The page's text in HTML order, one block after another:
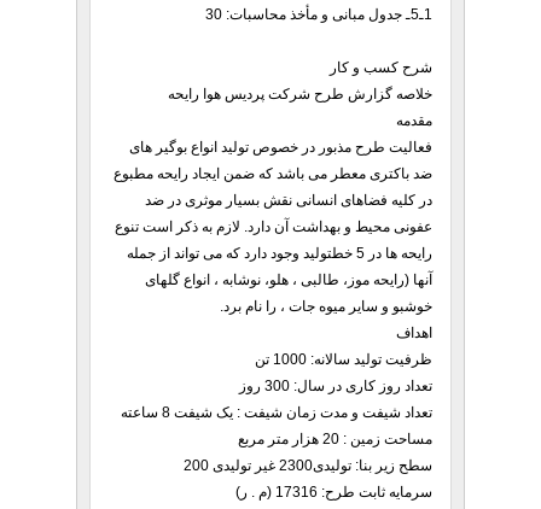
1ـ5ـ جدول مبانی و مأخذ محاسبات: 30
شرح کسب و کار
خلاصه گزارش طرح شرکت پردیس هوا رایحه
مقدمه
فعالیت طرح مذبور در خصوص تولید انواع بوگیر های
ضد باکتری معطر می باشد که ضمن ایجاد رایحه مطبوع
در کلیه فضاهای انسانی نقش بسیار موثری در ضد
عفونی محیط و بهداشت آن دارد. لازم به ذکر است تنوع
رایحه ها در 5 خطتولید وجود دارد که می تواند از جمله
آنها (رایحه موز، طالبی ، هلو، نوشابه ، انواع گلهای
خوشبو و سایر میوه جات ، را نام برد.
اهداف
ظرفیت تولید سالانه: 1000 تن
تعداد روز کاری در سال: 300 روز
تعداد شیفت و مدت زمان شیفت : یک شیفت 8 ساعته
مساحت زمین : 20 هزار متر مربع
سطح زیر بنا: تولیدی2300 غیر تولیدی 200
سرمایه ثابت طرح: 17316 (م . ر)